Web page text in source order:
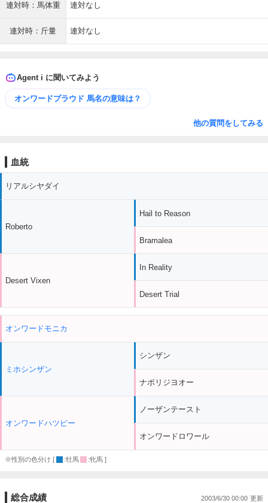
連対時：馬体重 連対なし
連対時：斤量 連対なし
Agent i に聞いてみよう
オンワードプラウド 馬名の意味は？
他の質問をしてみる
血統
リアルシヤダイ
Roberto
Desert Vixen
Hail to Reason
Bramalea
In Reality
Desert Trial
オンワードモニカ
ミホシンザン
オンワードハツピー
シンザン
ナポリジヨオー
ノーザンテースト
オンワードロワール
※性別の色分け [ :牡馬 :牝馬 ]
総合成績 2003/6/30 00:00